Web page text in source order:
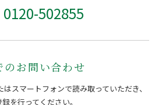
502855
お問い合わせ
スマートフォンで読み取っていただき、
を行ってください。